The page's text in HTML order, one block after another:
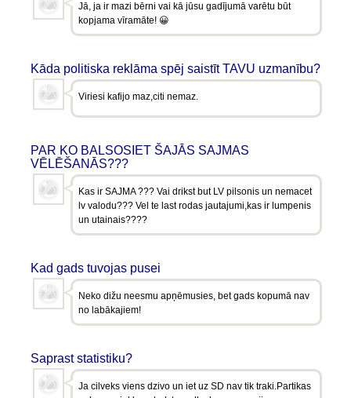
Jā, ja ir mazi bērni vai kā jūsu gadījumā varētu būt
kopjama vīramāte! 😀
Kāda politiska reklāma spēj saistīt TAVU uzmanību?
Viriesi kafijo maz,citi nemaz.
PAR KO BALSOSIET ŠAJĀS SAJMAS
VĒLĒŠANĀS???
Kas ir SAJMA ??? Vai drikst but LV pilsonis un nemacet
lv valodu??? Vel te last rodas jautajumi,kas ir lumpenis
un utainais????
Kad gads tuvojas pusei
Neko dižu neesmu apņēmusies, bet gads kopumā nav
no labākajiem!
Saprast statistiku?
Ja cilveks viens dzivo un iet uz SD nav tik traki.Partikas